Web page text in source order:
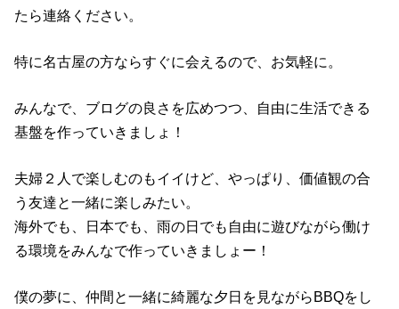
たら連絡ください。
特に名古屋の方ならすぐに会えるので、お気軽に。
みんなで、ブログの良さを広めつつ、自由に生活できる
基盤を作っていきましょ！
夫婦２人で楽しむのもイイけど、やっぱり、価値観の合
う友達と一緒に楽しみたい。
海外でも、日本でも、雨の日でも自由に遊びながら働け
る環境をみんなで作っていきましょー！
僕の夢に、仲間と一緒に綺麗な夕日を見ながらBBQをし